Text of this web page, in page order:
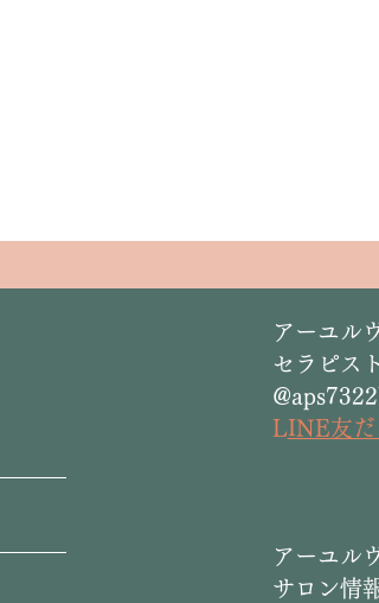
アーユル
セラピス
LINE友だ
アーユル
サロン情